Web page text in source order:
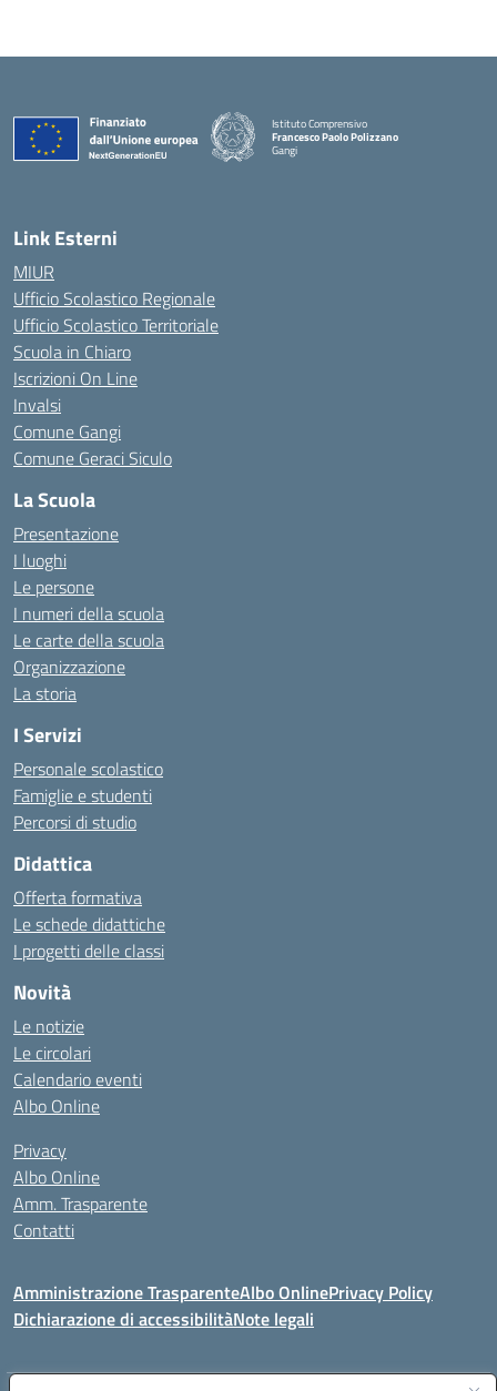
Istituto Comprensivo
Francesco Paolo Polizzano
Gangi
— Visita la pagina iniziale della scuola
Link Esterni
MIUR
Ufficio Scolastico Regionale
Ufficio Scolastico Territoriale
Scuola in Chiaro
Iscrizioni On Line
Invalsi
Comune Gangi
Comune Geraci Siculo
La Scuola
Presentazione
I luoghi
Le persone
I numeri della scuola
Le carte della scuola
Organizzazione
La storia
I Servizi
Personale scolastico
Famiglie e studenti
Percorsi di studio
Didattica
Offerta formativa
Le schede didattiche
I progetti delle classi
Novità
Le notizie
Le circolari
Calendario eventi
Albo Online
Privacy
Albo Online
Amm. Trasparente
Contatti
Amministrazione TrasparenteAlbo OnlinePrivacy Policy
Dichiarazione di accessibilitàNote legali